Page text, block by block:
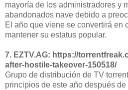
mayoría de los administradores y
abandonados nave debido a
El año que viene se convertirá en
mantener su estatus popular.
7. EZTV.AG: https://
after-hostile-takeover-150518/
Grupo de distribución de TV
principios de este año después